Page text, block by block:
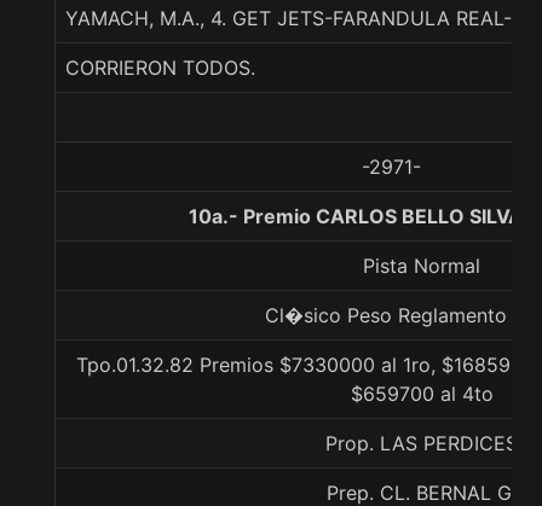
YAMACH, M.A., 4. GET JETS-FARANDULA REAL-
CORRIERON TODOS.
-2971-
10a.- Premio CARLOS BELLO
Pista Normal
Cl�sico Peso Reglamento
Tpo.01.32.82 Premios $7330000 al 1ro,
$659700 al 4to
Prop. LAS PERDICES
Prep. CL. BERNAL G.